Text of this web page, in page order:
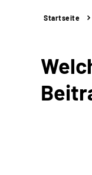
Startseite